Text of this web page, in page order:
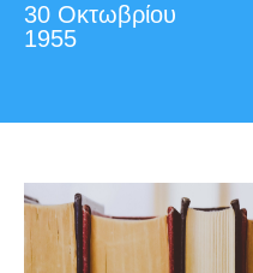
30 Οκτωβρίου
1955